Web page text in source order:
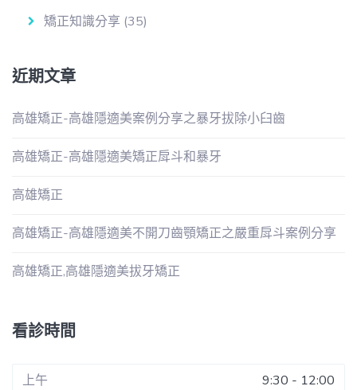
矯正知識分享 (35)
近期文章
高雄矯正-高雄隱適美案例分享之暴牙拔除小臼齒
高雄矯正-高雄隱適美矯正戽斗和暴牙
高雄矯正
高雄矯正-高雄隱適美不開刀齒顎矯正之嚴重戽斗案例分享
高雄矯正,高雄隱適美拔牙矯正
看診時間
上午 9:30 - 12:00